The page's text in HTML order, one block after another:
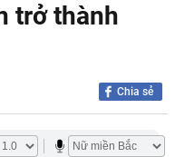
nửa đầu
1.885 điểm
trở thành
Chia sẻ